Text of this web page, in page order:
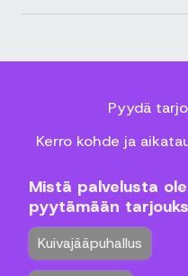
Pyydä
Kerro kohde ja